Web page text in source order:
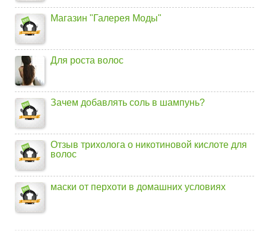
Магазин "Галерея Моды"
Для роста волос
Зачем добавлять соль в шампунь?
Отзыв трихолога о никотиновой кислоте для
волос
маски от перхоти в домашних условиях